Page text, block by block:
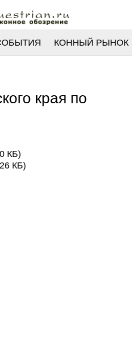
КОННЫЙ РЫНОК
края по
КБ)
КБ)